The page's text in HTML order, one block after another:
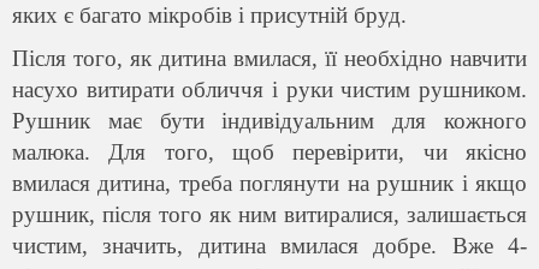
яких є багато мікробів і присутній бруд.
Після того, як дитина вмилася, її необхідно навчити
насухо витирати обличчя і руки чистим рушником.
Рушник має бути індивідуальним для кожного
малюка. Для того, щоб перевірити, чи якісно
вмилася дитина, треба поглянути на рушник і якщо
рушник, після того як ним витиралися, залишається
чистим, значить, дитина вмилася добре. Вже 4-